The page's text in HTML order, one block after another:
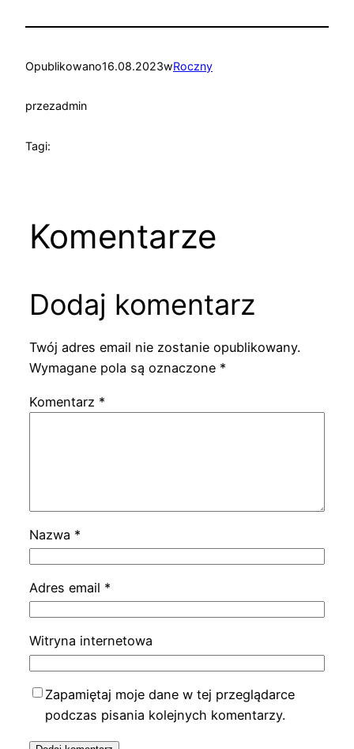
Opublikowano16.08.2023wRoczny
przezadmin
Tagi:
Komentarze
Dodaj komentarz
Twój adres email nie zostanie opublikowany.
Wymagane pola są oznaczone *
Komentarz *
Nazwa *
Adres email *
Witryna internetowa
Zapamiętaj moje dane w tej przeglądarce
podczas pisania kolejnych komentarzy.